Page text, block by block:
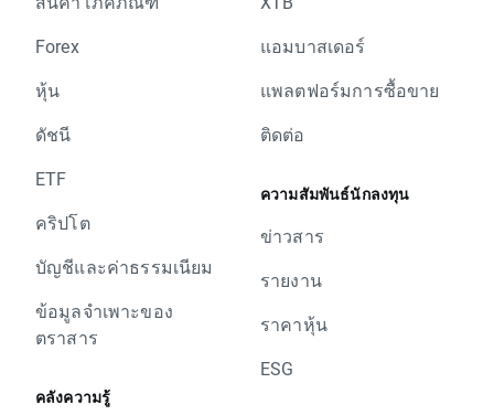
Forex
หุ้น
ดัชนี
ETF
คริปโต
บัญชีและค่าธรรมเนียม
ข้อมูลจำเพาะของ
ตราสาร
คลังความรู้
แอมบาสเดอร์
แพลตฟอร์มการซื้อขาย
ติดต่อ
ความสัมพันธ์นักลงทุน
ข่าวสาร
รายงาน
ราคาหุ้น
ESG